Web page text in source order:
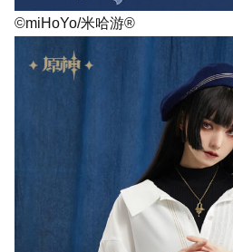
©miHoYo/米哈游®